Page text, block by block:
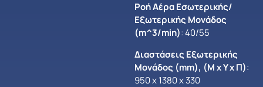
Ροή Αέρα Εσωτερικής/
Εξωτερικής Μονάδος
(m^3/min): 40/55
Διαστάσεις Εξωτερικής
Μονάδος (mm), (Μ x Y x Π):
950 x 1380 x 330